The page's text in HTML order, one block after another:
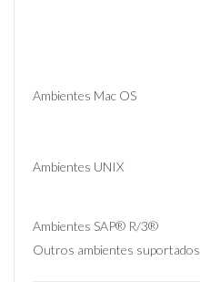
Ambientes Mac OS
Ambientes UNIX
Ambientes SAP® R/3®
Outros ambientes suportados